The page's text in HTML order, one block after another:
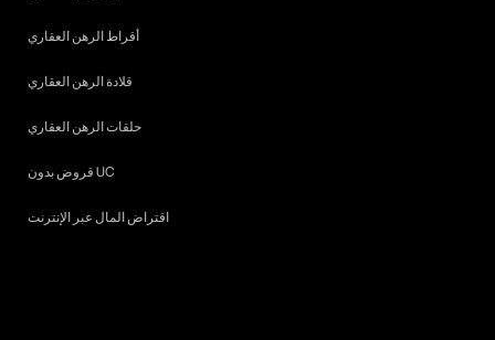
أقراط الرهن العقاري
قلادة الرهن العقاري
حلقات الرهن العقاري
قروض بدون UC
اقتراض المال عبر الإنترنت